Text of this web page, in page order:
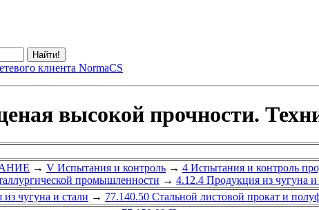
клиента NormaCS
высокой прочности.
→ V Испытания и контроль → 4 Испытания и контроль
промышленности → 4.12.4 Продукция из чугуна и
чугуна и стали → 77.140.50 Стальной листовой прокат и